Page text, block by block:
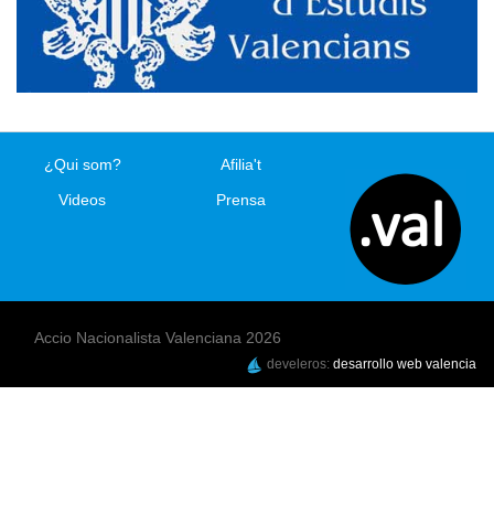
¿Qui som?
Videos
Afilia't
Prensa
Accio Nacionalista Valenciana 2026
develeros:desarrollo web valencia